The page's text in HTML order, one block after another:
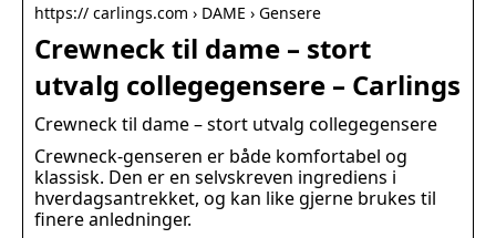
https:// carlings.com › DAME › Gensere
Crewneck til dame – stort
utvalg collegegensere – Carlings
Crewneck til dame – stort utvalg collegegensere
Crewneck-genseren er både komfortabel og
klassisk. Den er en selvskreven ingrediens i
hverdagsantrekket, og kan like gjerne brukes til
finere anledninger.